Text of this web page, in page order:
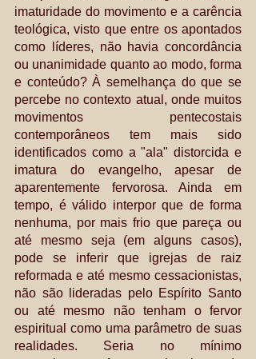
imaturidade do movimento e a carência
teológica, visto que entre os apontados
como líderes, não havia concordância
ou unanimidade quanto ao modo, forma
e conteúdo? À semelhança do que se
percebe no contexto atual, onde muitos
movimentos pentecostais
contemporâneos tem mais sido
identificados como a "ala" distorcida e
imatura do evangelho, apesar de
aparentemente fervorosa. Ainda em
tempo, é válido interpor que de forma
nenhuma, por mais frio que pareça ou
até mesmo seja (em alguns casos),
pode se inferir que igrejas de raiz
reformada e até mesmo cessacionistas,
não são lideradas pelo Espírito Santo
ou até mesmo não tenham o fervor
espiritual como uma parâmetro de suas
realidades. Seria no mínimo